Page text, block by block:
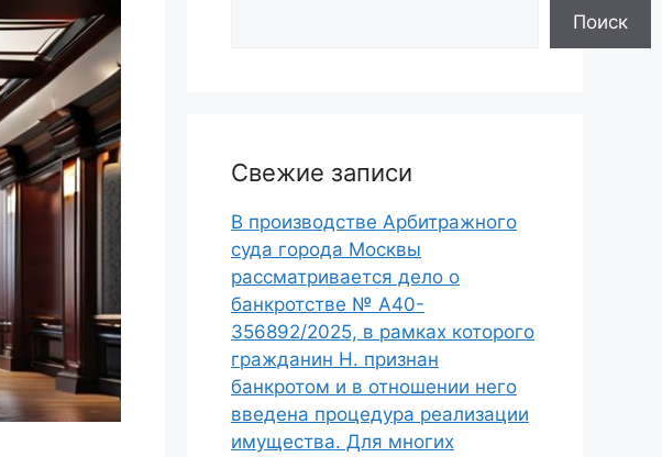
Поиск
Свежие записи
В производстве Арбитражного
суда города Москвы
рассматривается дело о
банкротстве № А40-
356892/2025, в рамках которого
гражданин Н. признан
банкротом и в отношении него
введена процедура реализации
имущества. Для многих